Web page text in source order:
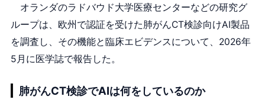
オランダのラドバウド大学医療センターなどの研究グ
ループは、欧州で認証を受けた肺がんCT検診向けAI製品
を調査し、その機能と臨床エビデンスについて、2026年
5月に医学誌で報告した。
肺がんCT検診でAIは何をしているのか